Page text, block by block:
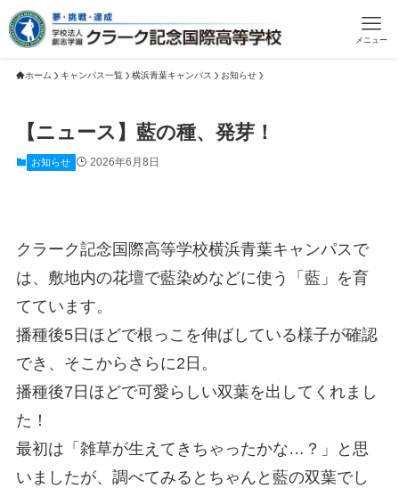
メニュー
ホーム キャンパス一覧 横浜青葉キャンパス お知らせ
【ニュース】藍の種、発芽！
お知らせ 2026年6月8日
クラーク記念国際高等学校横浜青葉キャンパスで
は、敷地内の花壇で藍染めなどに使う「藍」を育
てています。
播種後5日ほどで根っこを伸ばしている様子が確認
でき、そこからさらに2日。
播種後7日ほどで可愛らしい双葉を出してくれまし
た！
最初は「雑草が生えてきちゃったかな…？」と思
いましたが、調べてみるとちゃんと藍の双葉でし